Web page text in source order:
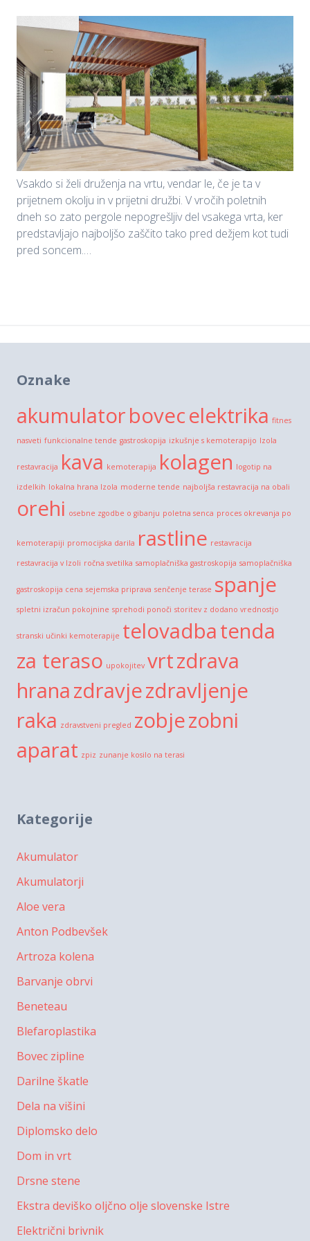
Vsakdo si želi druženja na vrtu, vendar le, če je ta v
prijetnem okolju in v prijetni družbi. V vročih poletnih
dneh so zato pergole nepogrešljiv del vsakega vrta, ker
predstavljajo najboljšo zaščito tako pred dežjem kot tudi
pred soncem.…
Oznake
akumulatorbovecelektrika fitnes
nasveti funkcionalne tende gastroskopija izkušnje s kemoterapijo Izola
restavracija kava kemoterapija kolagen logotip na
izdelkih lokalna hrana Izola moderne tende najboljša restavracija na obali
orehi osebne zgodbe o gibanju poletna senca proces okrevanja po
kemoterapiji promocijska darila rastline restavracija
restavracija v Izoli ročna svetilka samoplačniška gastroskopija samoplačniška
gastroskopija cena sejemska priprava senčenje terase spanje
spletni izračun pokojnine sprehodi ponoči storitev z dodano vrednostjo
stranski učinki kemoterapije telovadbatenda
za teraso upokojitev vrtzdrava
hranazdravjezdravljenje
raka zdravstveni pregled zobjezobni
aparat zpiz zunanje kosilo na terasi
Kategorije
Akumulator
Akumulatorji
Aloe vera
Anton Podbevšek
Artroza kolena
Barvanje obrvi
Beneteau
Blefaroplastika
Bovec zipline
Darilne škatle
Dela na višini
Diplomsko delo
Dom in vrt
Drsne stene
Ekstra deviško oljčno olje slovenske Istre
Električni brivnik